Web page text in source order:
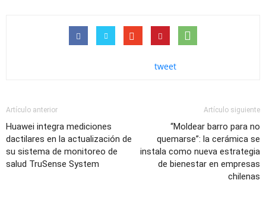
tweet
Artículo anterior
Huawei integra mediciones
dactilares en la actualización de
su sistema de monitoreo de
salud TruSense System
Artículo siguiente
“Moldear barro para no
quemarse”: la cerámica se
instala como nueva estrategia
de bienestar en empresas
chilenas